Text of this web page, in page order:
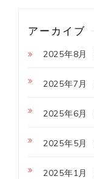
アーカイブ
2025年8月
2025年7月
2025年6月
2025年5月
2025年1月